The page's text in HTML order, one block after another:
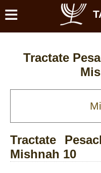
≡
Tractate
Tractate
Mishnah 10